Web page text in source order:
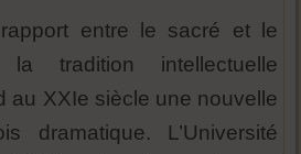
entre le sacré et le
tradition intellectuelle
au XXIe siècle une nouvelle
dramatique. L’Université